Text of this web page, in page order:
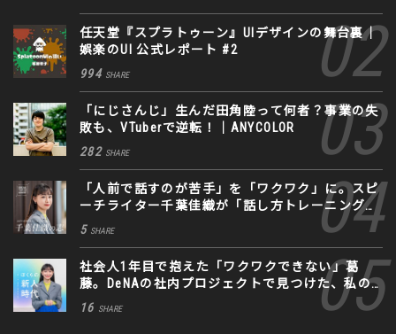
任天堂『スプラトゥーン』UIデザインの舞台裏｜
娯楽のUI 公式レポート #2
994 SHARE
「にじさんじ」生んだ田角陸って何者？事業の失
敗も、VTuberで逆転！｜ANYCOLOR
282 SHARE
「人前で話すのが苦手」を「ワクワク」に。スピ
ーチライター千葉佳織が「話し方トレーニング」
に込めた思い
5 SHARE
社会人1年目で抱えた「ワクワクできない」葛
藤。DeNAの社内プロジェクトで見つけた、私の
生きる道
16 SHARE